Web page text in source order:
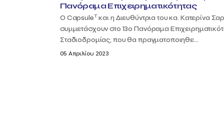
Πανόραμα Επιχειρηματικότητας
Ο CapsuleTκαι η Διευθύντρια του κα. Κατερίνα
συμμετάσχουν στο 13ο Πανόραμα
Σταδιοδρομίας, που θα πραγματοποιηθε...
05 Απριλίου 2023